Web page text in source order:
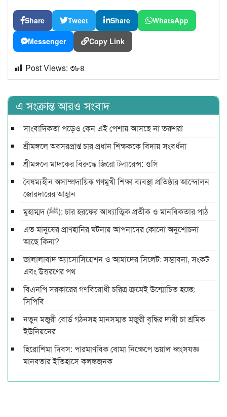
Share Tweet Share WhatsApp
Messenger Copy Link
Post Views: ৩৮৪
এ সংক্রান্ত আরও সংবাদ
সাংবাদিকতা পড়েও কেন এই পেশায় আসছে না তরুণরা
শ্রীমঙ্গলে অবসরপ্রাপ্ত চার প্রধান শিক্ষককে বিদায় সংবর্ধনা
শ্রীমঙ্গলে মাদকের বিরুদ্ধে জিরো টলারেন্স: ওসি
বৈষম্যহীন অসাম্প্রদায়িক গণমুখী শিক্ষা ব্যবস্থা প্রতিষ্ঠার আন্দোলন
জোরদারের আহ্বান
মুহাম্মদ (ﷺ): চার হরফের আধ্যাত্মিক প্রতীক ও মানবিকতার পাঠ
এত মানুষের প্রাণহানির ঘটনায় আপনাদের কোনো অনুশোচনা
আছে কিনা?
জালালাবাদ অ্যাসোসিয়েশন ও আমাদের সিলেট: সম্ভাবনা, সংকট
এবং উত্তরণের পথ
বিএনপি সরকারের গণবিরোধী চরিত্র ক্রমেই উন্মোচিত হচ্ছে:
সিপিবি
নতুন মজুরী বোর্ড গঠনসহ মানসম্মত মজুরী বৃদ্ধির দাবী চা শ্রমিক
ইউনিয়নের
হিরোশিমা দিবস: পারমাণবিক বোমা নিক্ষেপে ভয়াল ধ্বংসযজ্ঞ
মানবতার ইতিহাসে কলঙ্কজনক